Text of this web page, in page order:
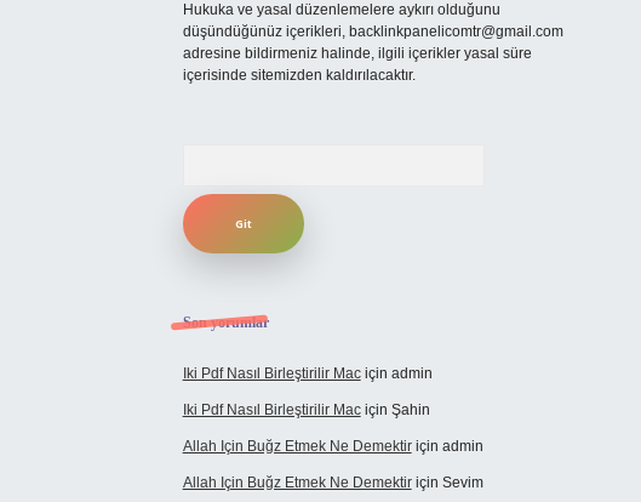
Hukuka ve yasal düzenlemelere aykırı olduğunu
düşündüğünüz içerikleri, backlinkpanelicomtr@gmail.com
adresine bildirmeniz halinde, ilgili içerikler yasal süre
içerisinde sitemizden kaldırılacaktır.
Son yorumlar
Iki Pdf Nasıl Birleştirilir Maciçin admin
Iki Pdf Nasıl Birleştirilir Maciçin Şahin
Allah Için Buğz Etmek Ne Demektiriçin admin
Allah Için Buğz Etmek Ne Demektiriçin Sevim